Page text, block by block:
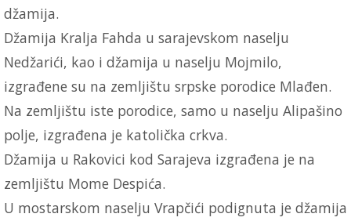
džamija.
Džamija Kralja Fahda u sarajevskom naselju
Nedžarići, kao i džamija u naselju Mojmilo,
izgrađene su na zemljištu srpske porodice Mlađen.
Na zemljištu iste porodice, samo u naselju Alipašino
polje, izgrađena je katolička crkva.
Džamija u Rakovici kod Sarajeva izgrađena je na
zemljištu Mome Despića.
U mostarskom naselju Vrapčići podignuta je džamija